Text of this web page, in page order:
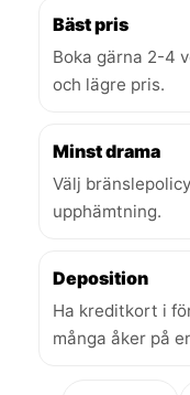
Bäst pris
Boka gärna 2-4
och lägre pris.
Minst drama
Välj
upphämtning.
Deposition
Ha kreditkort i
många åker på